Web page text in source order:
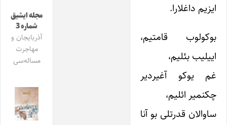
ایزیم داغلارا.
بوکولوب قامتیم،
اییلیب بئلیم،
غم یوکو آغیردیر
چکنمیر ائلیم،
ساوالان قدرتلی بو آنا
مجله ایشیق
شماره 3
آذربایجان و
مهاجرت
مساله‌سی